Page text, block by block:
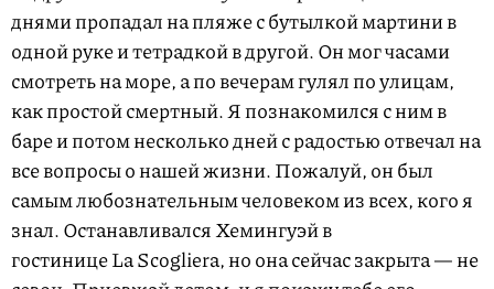
днями пропадал на пляже с бутылкой мартини в
одной руке и тетрадкой в другой. Он мог часами
смотреть на море, а по вечерам гулял по улицам,
как простой смертный. Я познакомился с ним в
баре и потом несколько дней с радостью отвечал на
все вопросы о нашей жизни. Пожалуй, он был
самым любознательным человеком из всех, кого я
знал. Останавливался Хемингуэй в
гостинице La Scogliera, но она сейчас закрыта — не